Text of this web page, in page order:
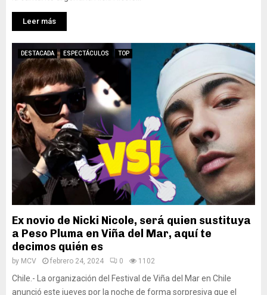
Leer más
DESTACADA ESPECTÁCULOS TOP
Ex novio de Nicki Nicole, será quien sustituya
a Peso Pluma en Viña del Mar, aquí te
decimos quién es
by MCV febrero 24, 2024 0 1102
Chile.- La organización del Festival de Viña del Mar en Chile
anunció este jueves por la noche de forma sorpresiva que el